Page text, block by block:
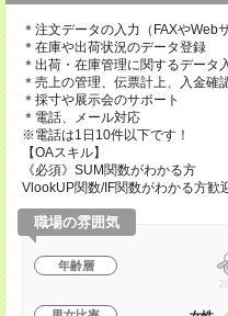
＊注文データの入力（FAXやWeb
＊在庫や出荷状況のデータ登録
＊出荷・在庫管理に関するデータ
＊売上の管理、伝票計上、入金確
＊採寸や展示会のサポート
＊電話、メール対応
※電話は1日10件以下です！
【OAスキル】
《必須》SUM関数がわかる方
VlookUP関数/IF関数がわかる方歓
職場の雰囲気
年齢層